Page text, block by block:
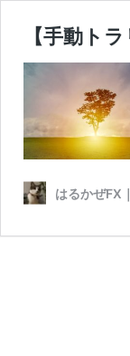
【手動ト
はるかぜFX